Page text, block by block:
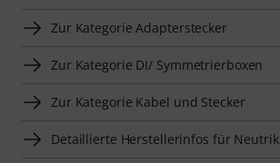
Zur Kategorie Adapterstecker
Zur Kategorie DI/ Symmetrierboxen
Zur Kategorie Kabel und Stecker
Detaillierte Herstellerinfos für Neutrik